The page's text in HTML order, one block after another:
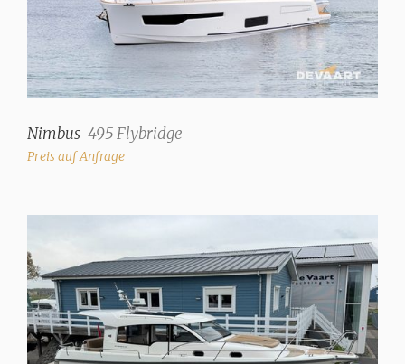
Nimbus 495 Flybridge
Preis auf Anfrage